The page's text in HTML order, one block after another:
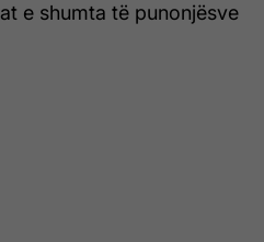
e shumta të punonjësve